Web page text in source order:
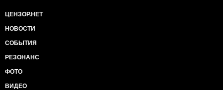
ЦЕНЗОР.НЕТ
НОВОСТИ
СОБЫТИЯ
РЕЗОНАНС
ФОТО
ВИДЕО